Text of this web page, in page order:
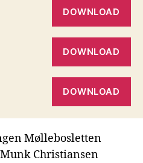
DOWNLOAD
DOWNLOAD
DOWNLOAD
Møllebosletten
Christiansen